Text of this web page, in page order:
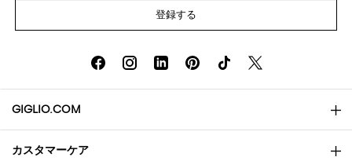
登録する
GIGLIO.COM
会社概要
カスタマーケア